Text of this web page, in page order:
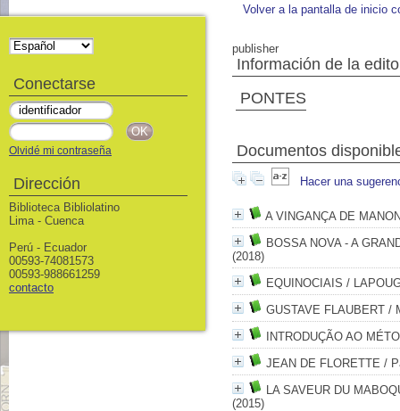
Volver a la pantalla de inicio
publisher
Información de la
PONTES
Documentos
Hacer una
A VINGANÇA DE
BOSSA NOVA - A
(2018)
EQUINOCIAIS /
GUSTAVE FLAUBERT /
INTRODUÇÃO AO
JEAN DE FLORETTE /
LA SAVEUR DU
(2015)
Conectarse
Olvidé mi contraseña
Dirección
Biblioteca Bibliolatino
Lima - Cuenca
Perú - Ecuador
00593-74081573
00593-988661259
contacto